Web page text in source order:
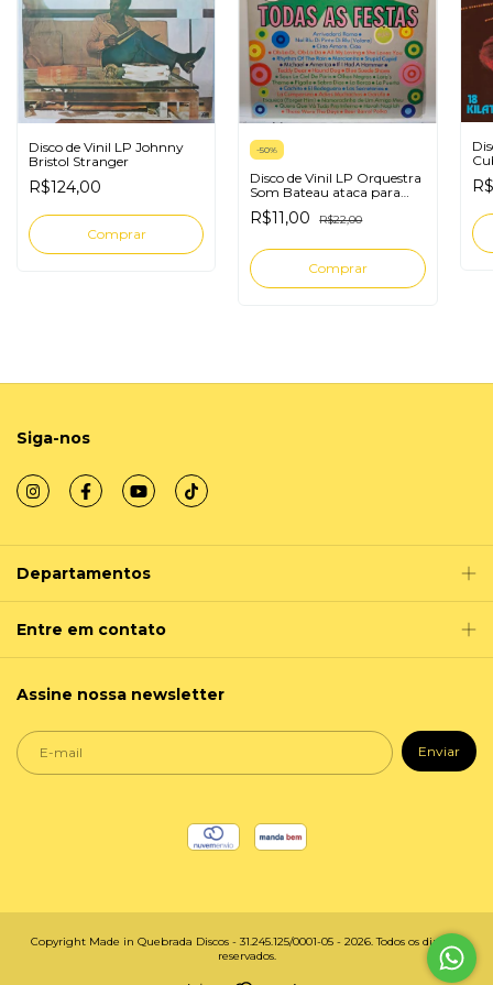
Disco de Vinil LP Johnny
Bristol Stranger
R$124,00
-50%
Disco de Vinil LP Orquestra
Som Bateau ataca para
todas as festas
R$11,00 R$22,00
Siga-nos
Departamentos
Entre em contato
Assine nossa newsletter
Copyright Made in Quebrada Discos - 31.245.125/0001-05 - 2026. Todos os direitos
reservados.